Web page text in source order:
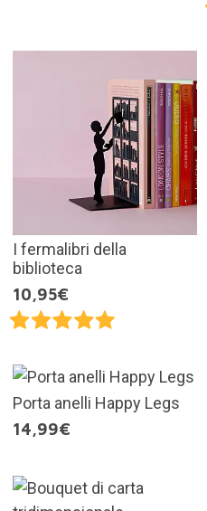
I fermalibri della
biblioteca
10,95€
Porta anelli Happy Legs
14,99€